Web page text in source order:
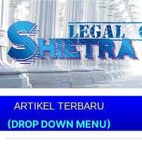
(DROP DOWN MENU)